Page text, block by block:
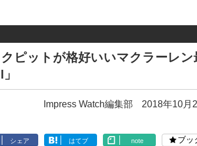
ピットが格好いいマクラーレン
Impress Watch編集部 2018年10月
シェア はてブ note ブッ